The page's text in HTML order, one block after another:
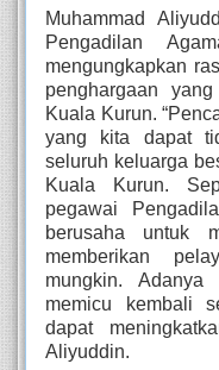
Muhammad
Pengadilan
mengungkapkan
penghargaan
Kuala Kurun.
yang kita dapat
seluruh keluarga
Kuala Kurun.
pegawai
berusaha untuk
memberikan
mungkin.
memicu kembali
dapat
Aliyuddin.